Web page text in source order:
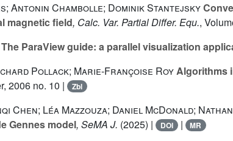
Antonin Chambolle; Dominik Stantejsky
magnetic field, Calc. Var. Partial Differ. Equ.,
The ParaView guide: a parallel visualization
Pollack; Marie-Françoise RoyAlgorithms
2006 no. 10 | Zbl
Chen; Léa Mazzouza; Daniel McDonald;
Gennes model, SeMA J. (2025) | DOI | MR